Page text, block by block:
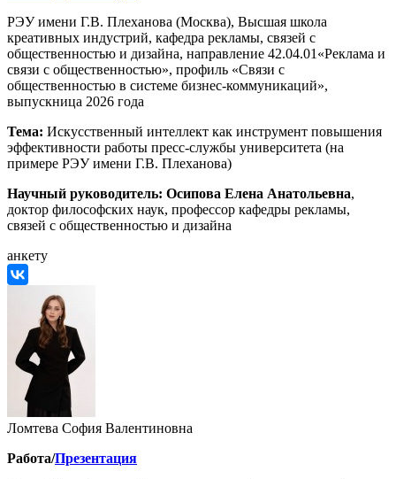
РЭУ имени Г.В. Плеханова (Москва), Высшая школа
креативных индустрий, кафедра рекламы, связей с
общественностью и дизайна, направление 42.04.01«Реклама и
связи с общественностью», профиль «Связи с
общественностью в системе бизнес-коммуникаций»,
выпускница 2026 года
Тема: Искусственный интеллект как инструмент повышения
эффективности работы пресс-службы университета (на
примере РЭУ имени Г.В. Плеханова)
Научный руководитель: Осипова Елена Анатольевна,
доктор философских наук, профессор кафедры рекламы,
связей с общественностью и дизайна
анкету
Ломтева София Валентиновна
Работа/Презентация